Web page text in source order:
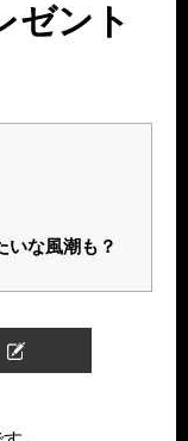
ゼント
いな風潮も？